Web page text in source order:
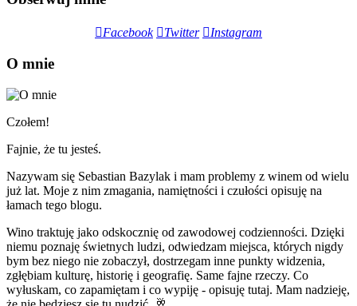
Facebook Twitter Instagram
O mnie
Czołem!
Fajnie, że tu jesteś.
Nazywam się Sebastian Bazylak i mam problemy z winem od wielu
już lat. Moje z nim zmagania, namiętności i czułości opisuję na
łamach tego blogu.
Wino traktuję jako odskocznię od zawodowej codzienności. Dzięki
niemu poznaję świetnych ludzi, odwiedzam miejsca, których nigdy
bym bez niego nie zobaczył, dostrzegam inne punkty widzenia,
zgłębiam kulturę, historię i geografię. Same fajne rzeczy. Co
wyłuskam, co zapamiętam i co wypiję - opisuję tutaj. Mam nadzieję,